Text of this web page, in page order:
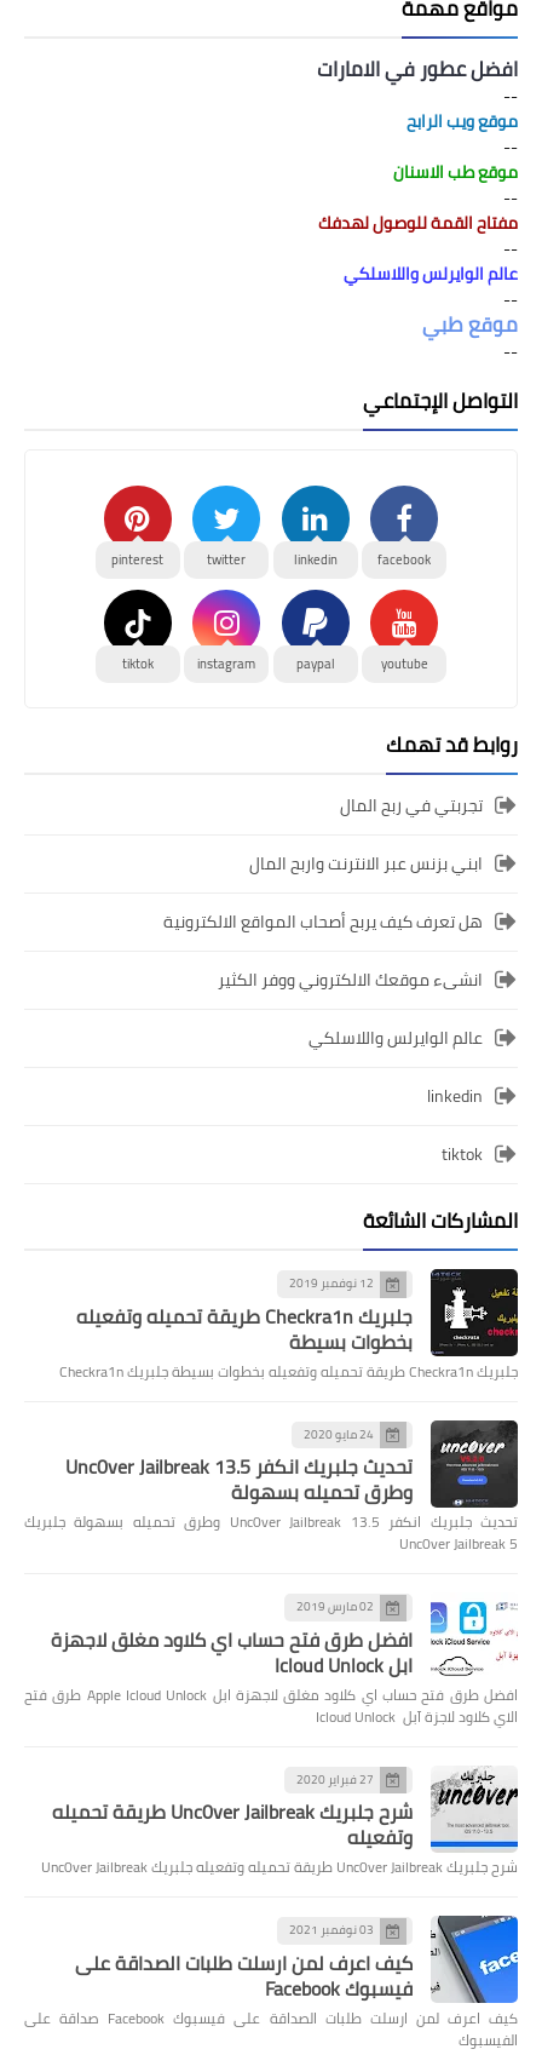
مواقع مهمة
افضل عطور في الامارات
--
موقع ويب الرابح
--
موقع طب الاسنان
--
مفتاح القمة للوصول لهدفك
--
عالم الوايرلس واللاسلكي
--
موقع طبي
--
التواصل الإجتماعي
facebook
linkedin
twitter
pinterest
youtube
paypal
instagram
tiktok
روابط قد تهمك
تجربتي في ربح المال
ابني بزنس عبر الانترنت واربح المال
هل تعرف كيف يربح أصحاب المواقع الالكترونية
انشىء موقعك الالكتروني ووفر الكثير
عالم الوايرلس واللاسلكي
linkedin
tiktok
المشاركات الشائعة
12 نوفمبر 2019
جلبريك Checkra1n طريقة تحميله وتفعيله
بخطوات بسيطة
جلبريك Checkra1n طريقة تحميله وتفعيله بخطوات بسيطة جلبريك Checkra1n
24 مايو 2020
تحديث جلبريك انكفر Unc0ver Jailbreak 13.5
وطرق تحميله بسهولة
تحديث جلبريك انكفر Unc0ver Jailbreak 13.5 وطرق تحميله بسهولة جلبريك
Unc0ver Jailbreak 5
02 مارس 2019
افضل طرق فتح حساب اي كلاود مغلق لاجهزة
ابل Icloud Unlock
افضل طرق فتح حساب اي كلاود مغلق لاجهزة ابل Apple Icloud Unlock طرق فتح
الاي كلاود لاجزة آبل Icloud Unlock
27 فبراير 2020
شرح جلبريك Unc0ver Jailbreak طريقة تحميله
وتفعيله
شرح جلبريك Unc0ver Jailbreak طريقة تحميله وتفعيله جلبريك Unc0ver Jailbreak
03 نوفمبر 2021
كيف اعرف لمن ارسلت طلبات الصداقة على
فيسبوك Facebook
كيف اعرف لمن ارسلت طلبات الصداقة على فيسبوك Facebook صداقة على
الفيسبوك